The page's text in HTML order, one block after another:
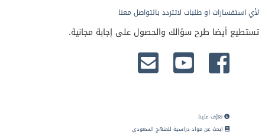
لأي استفسارات او طلبات لاتتردد بالتواصل معنا
تستطيع أيضا طرح سؤالك والحصول على إجابة مجانية.
تعرّف علينا
ابحث عن مواد دراسية للمنهج السعودي